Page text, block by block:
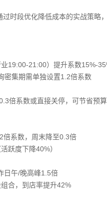
时段优化降低成本的实战策略
19:00-21:00）提升系数15%-
密集期需单独设置1.2倍系数‌
倍系数或直接关停，可节省预
倍系数，周末降至0.3倍‌
跃度下降40%）‌
日午/晚高峰1.5倍‌
合，到店率提升42%‌